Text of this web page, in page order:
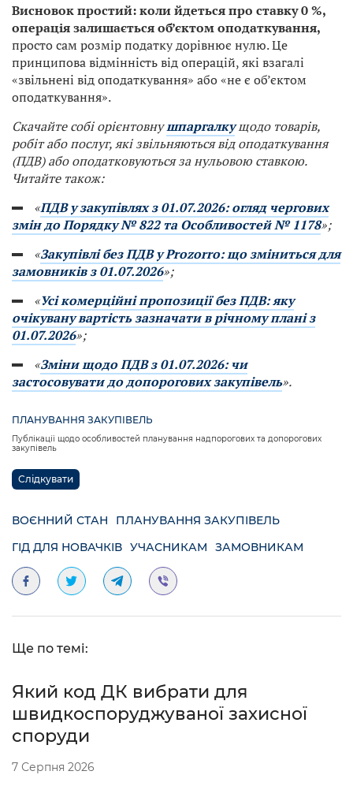
Висновок простий: коли йдеться про ставку 0 %,
операція залишається об’єктом оподаткування,
просто сам розмір податку дорівнює нулю. Це
принципова відмінність від операцій, які взагалі
«звільнені від оподаткування» або «не є об’єктом
оподаткування».
Скачайте собі орієнтовнушпаргалкущодо товарів,
робіт або послуг, які звільняються від оподаткування
(ПДВ) або оподатковуються за нульовою ставкою.
Читайте також:
«ПДВ у закупівлях з 01.07.2026: огляд чергових
змін до Порядку № 822 та Особливостей № 1178»;
«Закупівлі без ПДВ у Prozorro: що зміниться для
замовників з 01.07.2026»;
«Усі комерційні пропозиції без ПДВ: яку
очікувану вартість зазначати в річному плані з
01.07.2026»;
«Зміни щодо ПДВ з 01.07.2026: чи
застосовувати до допорогових закупівель».
ПЛАНУВАННЯ ЗАКУПІВЕЛЬ
Публікації щодо особливостей планування надпорогових та допорогових
закупівель
Слідкувати
ВОЄННИЙ СТАН
ПЛАНУВАННЯ ЗАКУПІВЕЛЬ
ГІД ДЛЯ НОВАЧКІВ УЧАСНИКАМ ЗАМОВНИКАМ
Ще по темі:
Який код ДК вибрати для
швидкоспоруджуваної захисної
споруди
7 Серпня 2026